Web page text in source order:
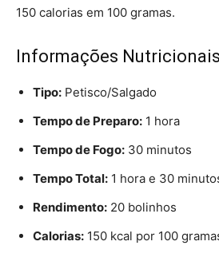
150 calorias em 100 gramas.
Informações
Tipo: Petisco/Salgado
Tempo de Preparo: 1 hora
Tempo de Fogo: 30 minutos
Tempo Total: 1 hora e 30
Rendimento: 20 bolinhos
Calorias: 150 kcal por 100